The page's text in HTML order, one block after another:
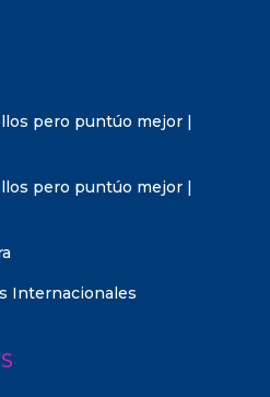
pero puntúo mejor |
pero puntúo mejor |
Internacionales